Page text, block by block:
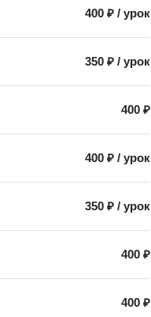
400 ₽ /урок
350 ₽ /урок
400 ₽
400 ₽ /урок
350 ₽ /урок
400 ₽
400 ₽